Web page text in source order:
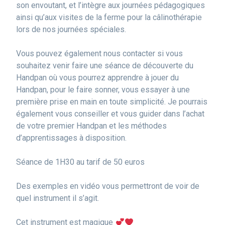
son envoutant, et l’intègre aux journées pédagogiques
ainsi qu’aux visites de la ferme pour la câlinothérapie
lors de nos journées spéciales.
Vous pouvez également nous contacter si vous
souhaitez venir faire une séance de découverte du
Handpan où vous pourrez apprendre à jouer du
Handpan, pour le faire sonner, vous essayer à une
première prise en main en toute simplicité. Je pourrais
également vous conseiller et vous guider dans l’achat
de votre premier Handpan et les méthodes
d’apprentissages à disposition.
Séance de 1H30 au tarif de 50 euros
Des exemples en vidéo vous permettront de voir de
quel instrument il s’agit.
Cet instrument est magique